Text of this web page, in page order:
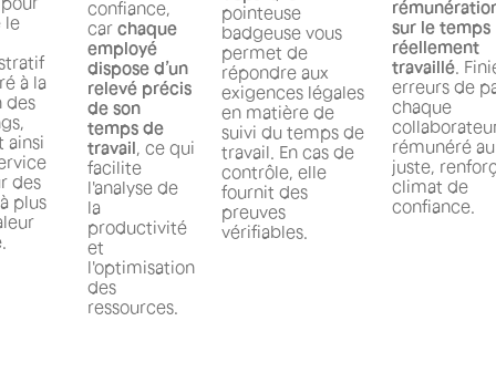
le
à la
des
ainsi
des
plus
confiance,
car chaque
employé
dispose d’un
relevé précis
de son
temps de
travail , ce qui
facilite
l'analyse de
la
productivité
et
l'optimisation
des
ressources.
pointeuse
badgeuse vous
permet de
répondre aux
exigences légales
en matière de
suivi du temps de
travail. En cas de
contrôle, elle
fournit des
preuves
vérifiables.
sur le temps
réellement
travaillé .
erreurs de
chaque
rémunéré
juste,
climat de
confiance.